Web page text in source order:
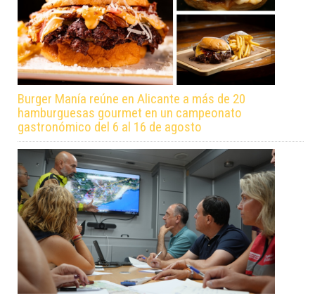
Burger Manía reúne en Alicante a más de 20
hamburguesas gourmet en un campeonato
gastronómico del 6 al 16 de agosto